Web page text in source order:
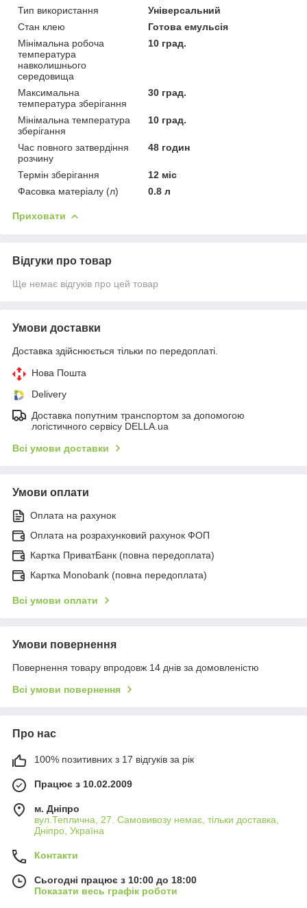
Тип використання
Універсальний
Стан клею
Готова емульсія
Мінімальна робоча
температура
навколишнього
середовища
10 град.
Максимальна
температура зберігання
30 град.
Мінімальна температура
зберігання
10 град.
Час повного затвердіння
розчину
48 годин
Термін зберігання
12 міс
Фасовка матеріалу (л)
0.8 л
Приховати
Відгуки про товар
Ще немає відгуків про цей товар
Умови доставки
Доставка здійснюється тільки по передоплаті.
Нова Пошта
Delivery
Доставка попутним транспортом за допомогою
логістичного сервісу DELLA.ua
Всі умови доставки
Умови оплати
Оплата на рахунок
Оплата на розрахунковий рахунок ФОП
Картка ПриватБанк (повна передоплата)
Картка Monobank (повна передоплата)
Всі умови оплати
Умови повернення
Повернення товару впродовж 14 днів за домовленістю
Всі умови повернення
Про нас
100% позитивних з 17 відгуків за рік
Працює з 10.02.2009
м. Дніпро
вул.Теплична, 27. Самовивозу немає, тільки доставка,
Дніпро, Україна
Контакти
Сьогодні працює з 10:00 до 18:00
Показати весь графік роботи